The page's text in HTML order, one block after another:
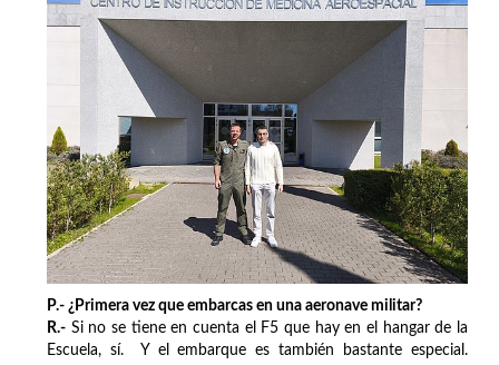
P.- ¿Primera vez que embarcas en una aeronave militar?
R.- Si no se tiene en cuenta el F5 que hay en el hangar de la
Escuela, sí. Y el embarque es también bastante especial.